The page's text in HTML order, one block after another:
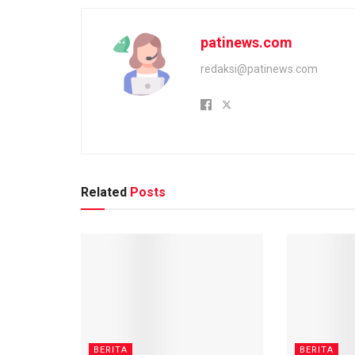
patinews.com
redaksi@patinews.com
Related Posts
BERITA BERITA